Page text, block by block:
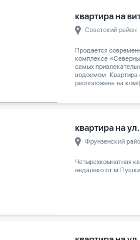
квартира на
Советский район
Продается
комплексе
самых
водоемом.
расположена на
квартира на
Фрунзенский
Четырехкомнатная
недалеко от